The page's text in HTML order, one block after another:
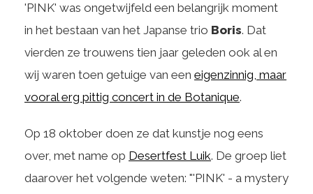
'PINK' was ongetwijfeld een belangrijk moment
in het bestaan van het Japanse trio Boris. Dat
vierden ze trouwens tien jaar geleden ook al en
wij waren toen getuige van een eigenzinnig, maar
vooral erg pittig concert in de Botanique.
Op 18 oktober doen ze dat kunstje nog eens
over, met name op Desertfest Luik. De groep liet
daarover het volgende weten: "'PINK' - a mystery